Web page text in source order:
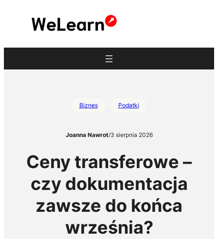
Biznes Podatki
Joanna Nawrot/3 sierpnia 2026
Ceny transferowe –
czy dokumentacja
zawsze do końca
września?